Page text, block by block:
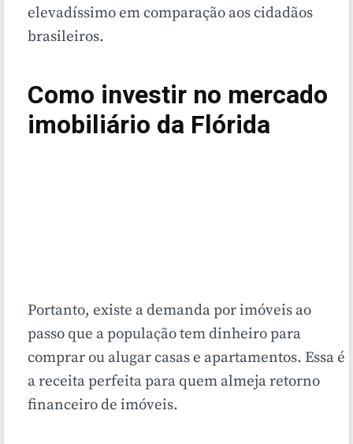
elevadíssimo em comparação aos cidadãos
brasileiros.
Como investir no mercado
imobiliário da Flórida
Portanto, existe a demanda por imóveis ao
passo que a população tem dinheiro para
comprar ou alugar casas e apartamentos. Essa é
a receita perfeita para quem almeja retorno
financeiro de imóveis.